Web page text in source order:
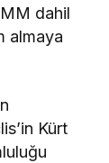
dahil
almaya
Kürt